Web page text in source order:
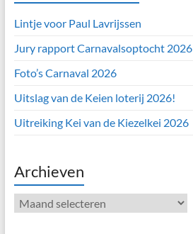
Lintje voor Paul Lavrijssen
Jury rapport Carnavalsoptocht 2026
Foto’s Carnaval 2026
Uitslag van de Keien loterij 2026!
Uitreiking Kei van de Kiezelkei 2026
Archieven
Archieven